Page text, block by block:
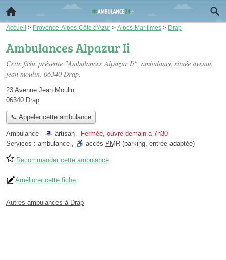
Accueil > Provence-Alpes-Côte d'Azur > Alpes-Maritimes > Drap
Ambulances Alpazur Ii
Cette fiche présente "Ambulances Alpazur Ii", ambulance située avenue
jean moulin, 06340 Drap.
23 Avenue Jean Moulin
06340 Drap
📞 Appeler cette ambulance
Ambulance - artisan - Fermée, ouvre demain à 7h30
Services : ambulance , accès PMR (parking, entrée adaptée)
Recommander cette ambulance
Améliorer cette fiche
Autres ambulances à Drap